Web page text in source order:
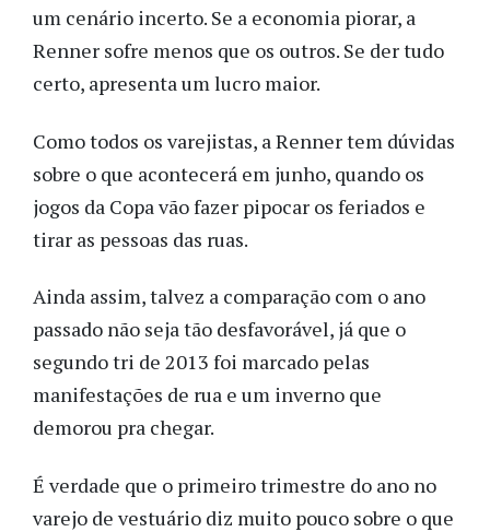
um cenário incerto. Se a economia piorar, a
Renner sofre menos que os outros. Se der tudo
certo, apresenta um lucro maior.
Como todos os varejistas, a Renner tem dúvidas
sobre o que acontecerá em junho, quando os
jogos da Copa vão fazer pipocar os feriados e
tirar as pessoas das ruas.
Ainda assim, talvez a comparação com o ano
passado não seja tão desfavorável, já que o
segundo tri de 2013 foi marcado pelas
manifestações de rua e um inverno que
demorou pra chegar.
É verdade que o primeiro trimestre do ano no
varejo de vestuário diz muito pouco sobre o que